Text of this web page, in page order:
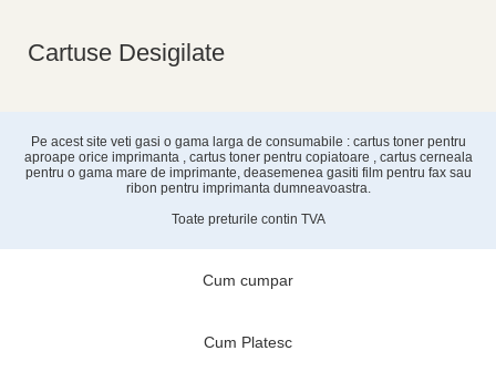
Cartuse Desigilate
Pe acest site veti gasi o gama larga de consumabile : cartus toner pentru
aproape orice imprimanta , cartus toner pentru copiatoare , cartus cerneala
pentru o gama mare de imprimante, deasemenea gasiti film pentru fax sau
ribon pentru imprimanta dumneavoastra.
Toate preturile contin TVA
Cum cumpar
Cum Platesc